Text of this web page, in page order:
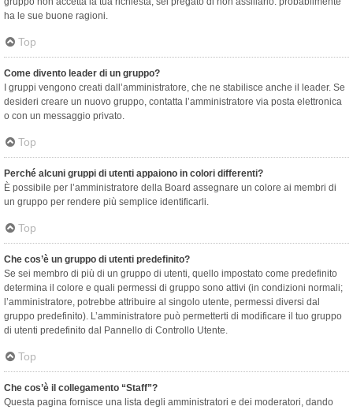
ha le sue buone ragioni.
Top
Come divento leader di un gruppo?
I gruppi vengono creati dall’amministratore, che ne stabilisce anche il leader. Se
desideri creare un nuovo gruppo, contatta l’amministratore via posta elettronica
o con un messaggio privato.
Top
Perché alcuni gruppi di utenti appaiono in colori differenti?
È possibile per l’amministratore della Board assegnare un colore ai membri di
un gruppo per rendere più semplice identificarli.
Top
Che cos’è un gruppo di utenti predefinito?
Se sei membro di più di un gruppo di utenti, quello impostato come predefinito
determina il colore e quali permessi di gruppo sono attivi (in condizioni normali;
l’amministratore, potrebbe attribuire al singolo utente, permessi diversi dal
gruppo predefinito). L’amministratore può permetterti di modificare il tuo gruppo
di utenti predefinito dal Pannello di Controllo Utente.
Top
Che cos’è il collegamento “Staff”?
Questa pagina fornisce una lista degli amministratori e dei moderatori, dando